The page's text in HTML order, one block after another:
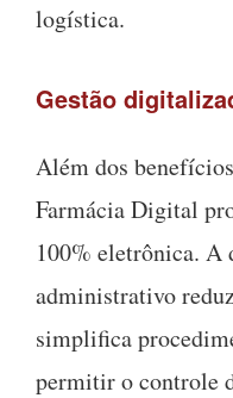
logística.
Gestão
Além dos
Farmácia Digital
100% eletrônica. A
administrativo
simplifica
permitir o controle